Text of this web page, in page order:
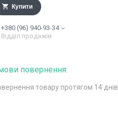
Купити
+380 (96) 940-93-34
Відділ продажів
товару протягом 14 днів